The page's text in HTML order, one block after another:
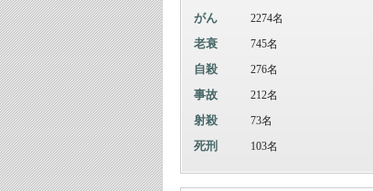
がん 2274名
老衰 745名
自殺 276名
事故 212名
射殺 73名
死刑 103名